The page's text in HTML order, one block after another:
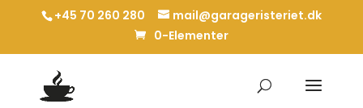
+45 70 260 280
mail@garageristeriet.dk
0-Elementer